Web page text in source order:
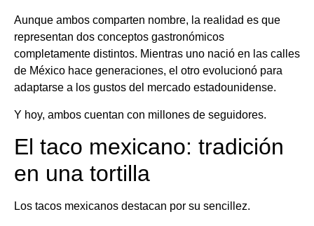
Aunque ambos comparten nombre, la realidad es que
representan dos conceptos gastronómicos
completamente distintos. Mientras uno nació en las calles
de México hace generaciones, el otro evolucionó para
adaptarse a los gustos del mercado estadounidense.
Y hoy, ambos cuentan con millones de seguidores.
El taco mexicano: tradición
en una tortilla
Los tacos mexicanos destacan por su sencillez.